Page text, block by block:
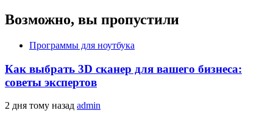
Возможно, вы пропустили
Программы для ноутбука
Как выбрать 3D сканер для вашего бизнеса:
советы экспертов
2 дня тому назад admin